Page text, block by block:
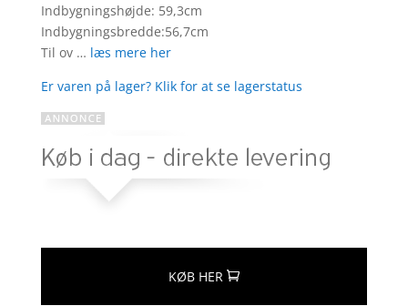
Indbygningshøjde: 59,3cm
Indbygningsbredde:56,7cm
Til ov … læs mere her
Er varen på lager? Klik for at se lagerstatus
KØB HER